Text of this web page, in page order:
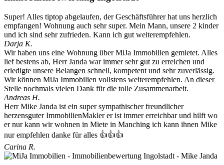
Super! Alles tiptop abgelaufen, der Geschäftsführer hat uns herzlich
empfangen! Wohnung auch sehr super. Mein Mann, unsere 2 kinder
und ich sind sehr zufrieden. Kann ich gut weiterempfehlen.
Darja K.
Wir haben uns eine Wohnung über MiJa Immobilien gemietet. Alles
lief bestens ab, Herr Janda war immer sehr gut zu erreichen und
erledigte unsere Belangen schnell, kompetent und sehr zuverlässig.
Wir können MiJa Immobilien vollstens weiterempfehlen. An dieser
Stelle nochmals vielen Dank für die tolle Zusammenarbeit.
Andreas H.
Herr Mike Janda ist ein super sympathischer freundlicher
herzensguter ImmobilienMakler er ist immer erreichbar und hilft wo
er nur kann wir wohnen in Miete in Manching ich kann ihnen Mike
nur empfehlen danke für alles 👍👍👍
Carina R.